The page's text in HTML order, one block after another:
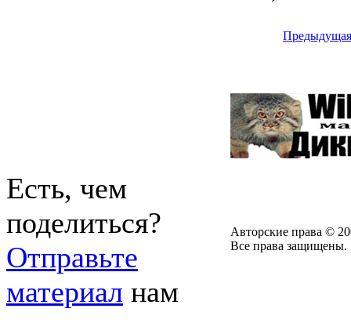
Предыдущая
Есть, чем
поделиться?
Отправьте
материал нам
Авторские права ©
Все права защищены.